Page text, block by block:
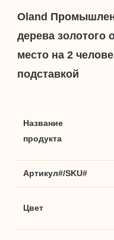
Oland
дерева золотого
место на 2
Название
продукта
Артикул#/SKU#
Цвет